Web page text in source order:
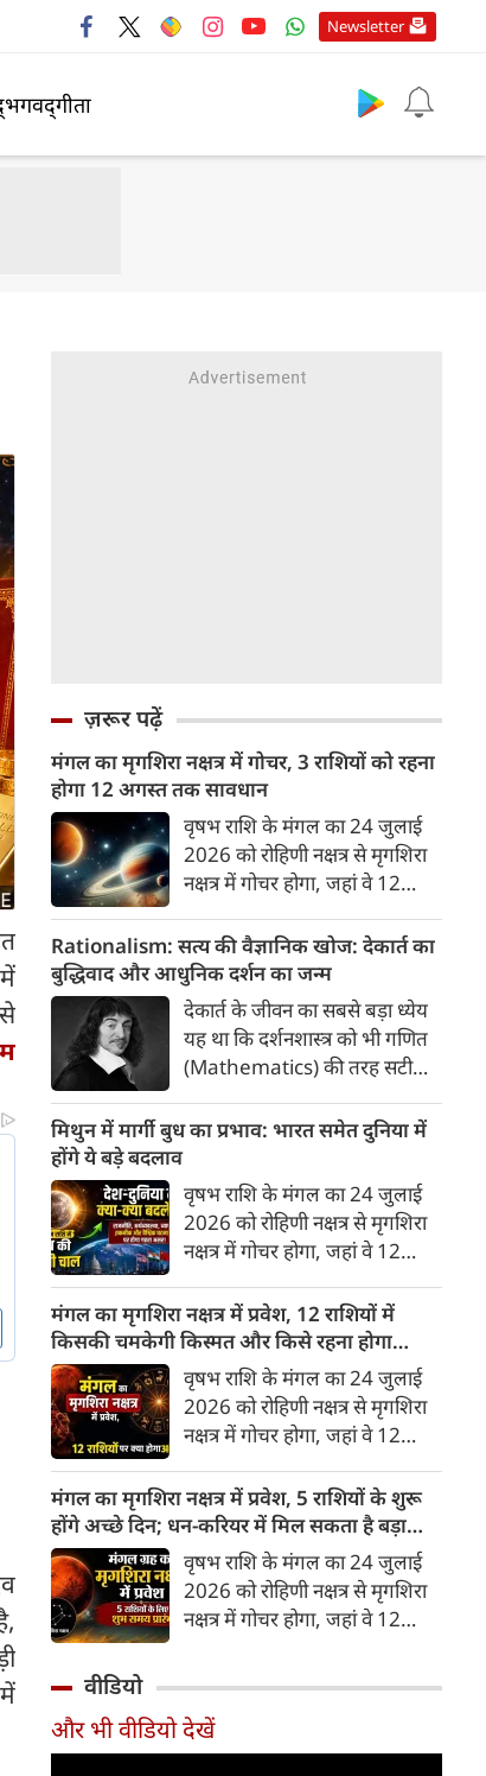
Newsletter
ज़रूर पढ़ें
मंगल का मृगशिरा नक्षत्र में गोचर, 3 राशियों को रहना
होगा 12 अगस्त तक सावधान
वृषभ राशि के मंगल का 24 जुलाई
2026 को रोहिणी नक्षत्र से मृगशिरा
नक्षत्र में गोचर होगा, जहां वे 12
परिवर्तन के चलते 3 राशि के लोगों
को 12 अगस्त तक रहना होगा
सावधान। चलिए जानते हैं कि किन
राशि 3 राशियों को रहना होगा
सावधान।
Rationalism: सत्य की वैज्ञानिक खोज: देकार्त का
बुद्धिवाद और आधुनिक दर्शन का जन्म
देकार्त के जीवन का सबसे बड़ा ध्येय
यह था कि दर्शनशास्त्र को भी गणित
(Mathematics) की तरह सटीक,
जाए। वे एक ऐसा सार्वभौमिक सत्य
खोजना चाहते थे, जिस पर कोई भी
प्रश्नचिह्न न लगा सके। इसी विचार ने
बुद्धिवाद (Rationalism) की नींव
रखी। आइए, देकार्त के इस अद्भुत
दार्शनिक चिंतन के 4 प्रमुख स्तंभों को
गहराई से समझते हैं।
मिथुन में मार्गी बुध का प्रभाव: भारत समेत दुनिया में
होंगे ये बड़े बदलाव
वृषभ राशि के मंगल का 24 जुलाई
2026 को रोहिणी नक्षत्र से मृगशिरा
नक्षत्र में गोचर होगा, जहां वे 12
में एक बड़ा हलचल भरा मोड़ आ चुका
है- बुध ग्रह अपनी ही प्रिय राशि मिथुन
में सीधे (मार्गी) चलने लगे हैं। अब जब
बुद्धि और संवाद का कारक ग्रह सीधी
चाल चलेगा, तो जाहिर है आपकी
सोच, बातचीत और फैसलों की रफ्तार
भी बदल जाएगी।
मंगल का मृगशिरा नक्षत्र में प्रवेश, 12 राशियों में
किसकी चमकेगी किस्मत और किसे रहना होगा
सावधान?
वृषभ राशि के मंगल का 24 जुलाई
2026 को रोहिणी नक्षत्र से मृगशिरा
नक्षत्र में गोचर होगा, जहां वे 12
परिवर्तन के चलते मेष से लेकर मीन
तक किन राशियों के लिए शुभ और
किनके लिए है अशुभ। ज्योतिष शास्त्र
में मंगल को ऊर्जा, साहस, पराक्रम
और भूमि का कारक माना गया है,
जबकि मृगशिरा नक्षत्र के स्वामी स्वयं
मंगल का यह गोचर अत्यंत
शक्तिशाली और शुभ फलदायी माना
जा रहा है।
मंगल का मृगशिरा नक्षत्र में प्रवेश, 5 राशियों के शुरू
होंगे अच्छे दिन; धन-करियर में मिल सकता है बड़ा
लाभ
वृषभ राशि के मंगल का 24 जुलाई
2026 को रोहिणी नक्षत्र से मृगशिरा
नक्षत्र में गोचर होगा, जहां वे 12
बदलाव देखने को मिलेंगे और उनके
लिए लाभ के योग बनेंगे।
वीडियो
और भी वीडियो देखें